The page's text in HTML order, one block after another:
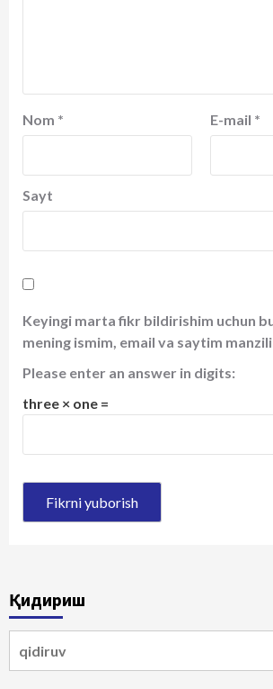
Nom * E-mail *
Sayt
Keyingi marta fikr bildirishim uchun
mening ismim, email va saytim
Please enter an answer in digits:
three × one =
Қидириш